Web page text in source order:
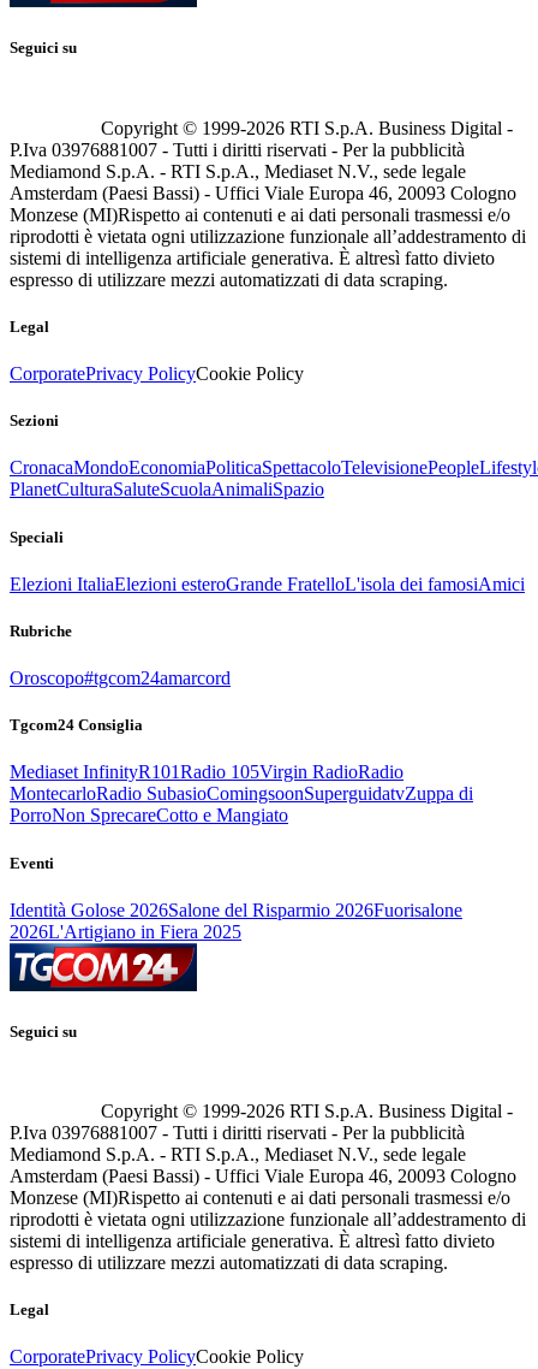
Seguici su
Copyright © 1999-2026 RTI S.p.A. Business Digital -
P.Iva 03976881007 - Tutti i diritti riservati - Per la pubblicità
Mediamond S.p.A. - RTI S.p.A., Mediaset N.V., sede legale
Amsterdam (Paesi Bassi) - Uffici Viale Europa 46, 20093 Cologno
Monzese (MI)Rispetto ai contenuti e ai dati personali trasmessi e/o
riprodotti è vietata ogni utilizzazione funzionale all’addestramento di
sistemi di intelligenza artificiale generativa. È altresì fatto divieto
espresso di utilizzare mezzi automatizzati di data scraping.
Legal
CorporatePrivacy PolicyCookie Policy
Sezioni
CronacaMondoEconomiaPoliticaSpettacoloTelevisionePeople
PlanetCulturaSaluteScuolaAnimaliSpazio
Speciali
Elezioni ItaliaElezioni esteroGrande FratelloL'isola dei famosiAmici
Rubriche
Oroscopo#tgcom24amarcord
Tgcom24 Consiglia
Mediaset InfinityR101Radio 105Virgin RadioRadio
MontecarloRadio SubasioComingsoonSuperguidatvZuppa di
PorroNon SprecareCotto e Mangiato
Eventi
Identità Golose 2026Salone del Risparmio 2026Fuorisalone
2026L'Artigiano in Fiera 2025
Seguici su
Copyright © 1999-2026 RTI S.p.A. Business Digital -
P.Iva 03976881007 - Tutti i diritti riservati - Per la pubblicità
Mediamond S.p.A. - RTI S.p.A., Mediaset N.V., sede legale
Amsterdam (Paesi Bassi) - Uffici Viale Europa 46, 20093 Cologno
Monzese (MI)Rispetto ai contenuti e ai dati personali trasmessi e/o
riprodotti è vietata ogni utilizzazione funzionale all’addestramento di
sistemi di intelligenza artificiale generativa. È altresì fatto divieto
espresso di utilizzare mezzi automatizzati di data scraping.
Legal
CorporatePrivacy PolicyCookie Policy